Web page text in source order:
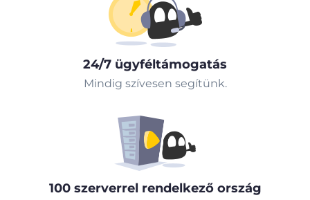
24/7 ügyféltámogatás
Mindig szívesen segítünk.
100 szerverrel rendelkező ország